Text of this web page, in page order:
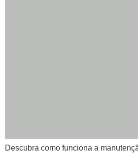
Descubra como funciona a